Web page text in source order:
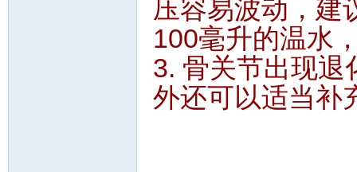
压容易波动，建
100毫升的温水
3. 骨关节出现退
外还可以适当补